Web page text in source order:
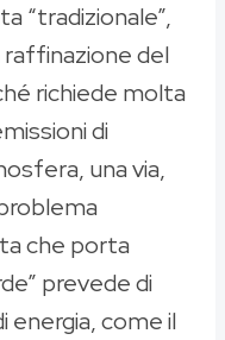
“tradizionale”,
del
richiede molta
di
una via,
che porta
prevede di
energia, come il